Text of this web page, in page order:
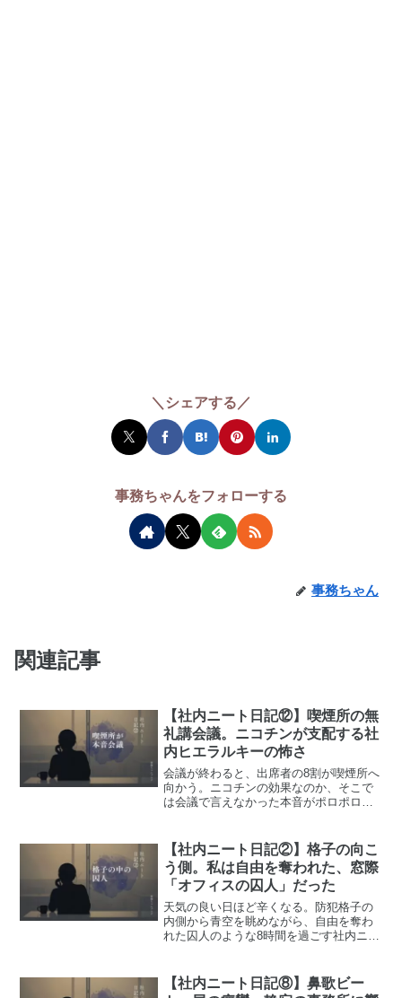
＼シェアする／
事務ちゃんをフォローする
事務ちゃん
関連記事
【社内ニート日記⑫】喫煙所の無
礼講会議。ニコチンが支配する社
内ヒエラルキーの怖さ
会議が終わると、出席者の8割が喫煙所へ
向かう。ニコチンの効果なのか、そこで
は会議で言えなかった本音がポロポロ漏
話。
【社内ニート日記②】格子の向こ
う側。私は自由を奪われた、窓際
「オフィスの囚人」だった
天気の良い日ほど辛くなる。防犯格子の
内側から青空を眺めながら、自由を奪わ
れた囚人のような8時間を過ごす社内ニー
話。
【社内ニート日記⑧】鼻歌ビー